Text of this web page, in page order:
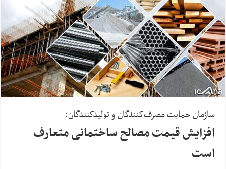
سازمان حمایت مصرف‌کنندگان و تولیدکنندگان:
افزایش قیمت مصالح ساختمانی متعارف
است